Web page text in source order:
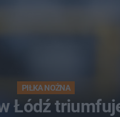
PIŁKA NOŻNA
Łódź